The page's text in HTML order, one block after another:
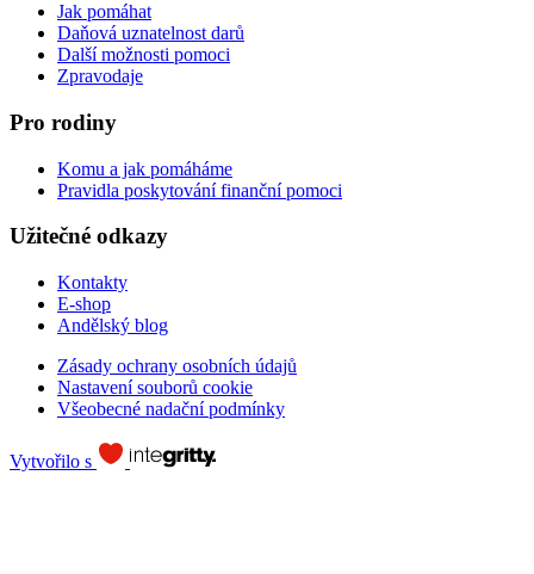
Jak pomáhat
Daňová uznatelnost darů
Další možnosti pomoci
Zpravodaje
Pro rodiny
Komu a jak pomáháme
Pravidla poskytování finanční pomoci
Užitečné odkazy
Kontakty
E-shop
Andělský blog
Zásady ochrany osobních údajů
Nastavení souborů cookie
Všeobecné nadační podmínky
Vytvořilo s